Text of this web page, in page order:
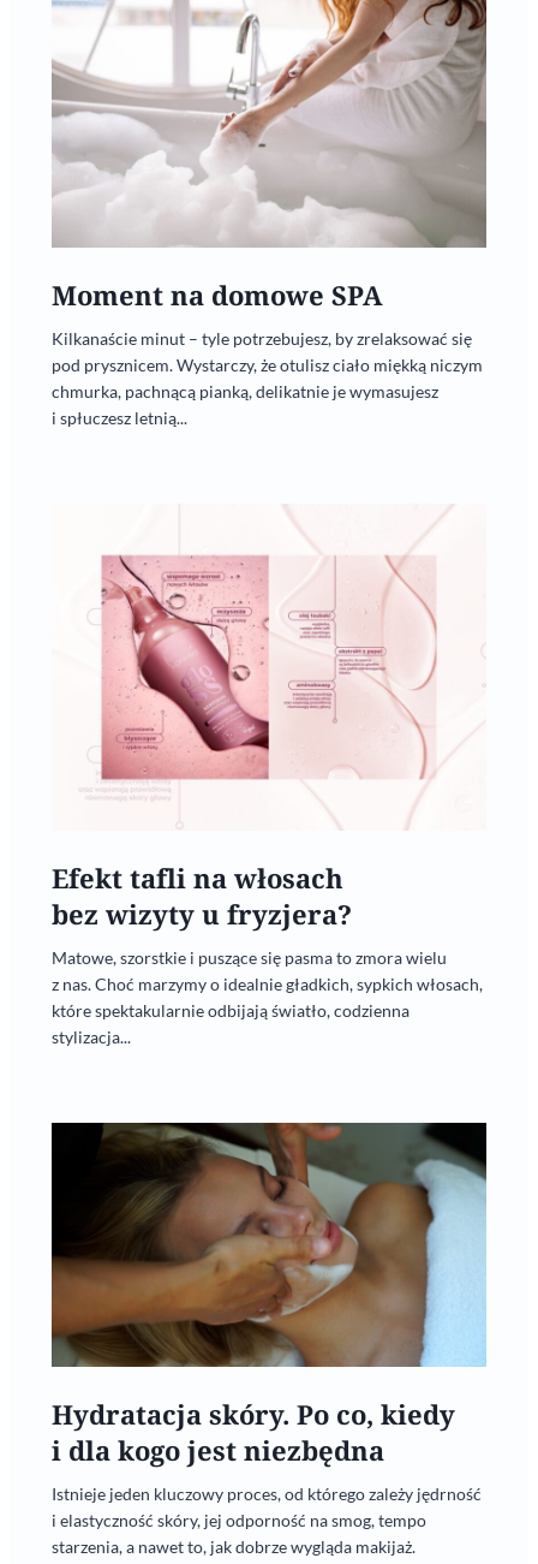
Moment na domowe SPA
Kilkanaście minut – tyle potrzebujesz, by zrelaksować się
pod prysznicem. Wystarczy, że otulisz ciało miękką niczym
chmurka, pachnącą pianką, delikatnie je wymasujesz
i spłuczesz letnią...
Efekt tafli na włosach
bez wizyty u fryzjera?
Matowe, szorstkie i puszące się pasma to zmora wielu
z nas. Choć marzymy o idealnie gładkich, sypkich włosach,
które spektakularnie odbijają światło, codzienna
stylizacja...
Hydratacja skóry. Po co, kiedy
i dla kogo jest niezbędna
Istnieje jeden kluczowy proces, od którego zależy jędrność
i elastyczność skóry, jej odporność na smog, tempo
starzenia, a nawet to, jak dobrze wygląda makijaż.